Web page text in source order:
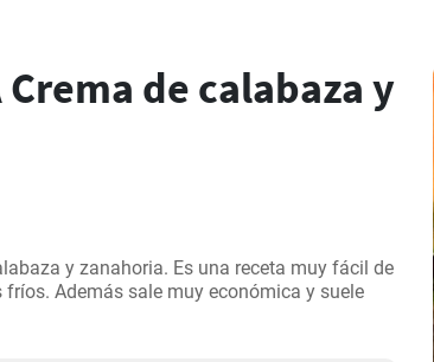
Crema de calabaza y
y zanahoria. Es una receta muy fácil de
fríos. Además sale muy económica y suele